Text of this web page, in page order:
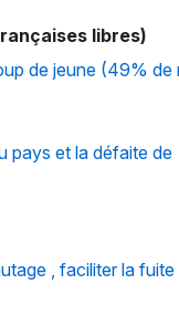
libres)
de jeune (49% de
pays et la défaite de
, faciliter la fuite